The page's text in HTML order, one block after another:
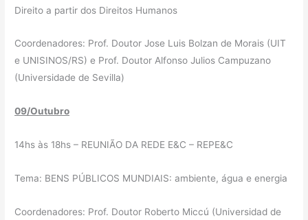
Direito a partir dos Direitos Humanos
Coordenadores: Prof. Doutor Jose Luis Bolzan de Morais (UIT
e UNISINOS/RS) e Prof. Doutor Alfonso Julios Campuzano
(Universidade de Sevilla)
09/Outubro
14hs às 18hs – REUNIÃO DA REDE E&C – REPE&C
Tema: BENS PÚBLICOS MUNDIAIS: ambiente, água e energia
Coordenadores: Prof. Doutor Roberto Miccú (Universidad de